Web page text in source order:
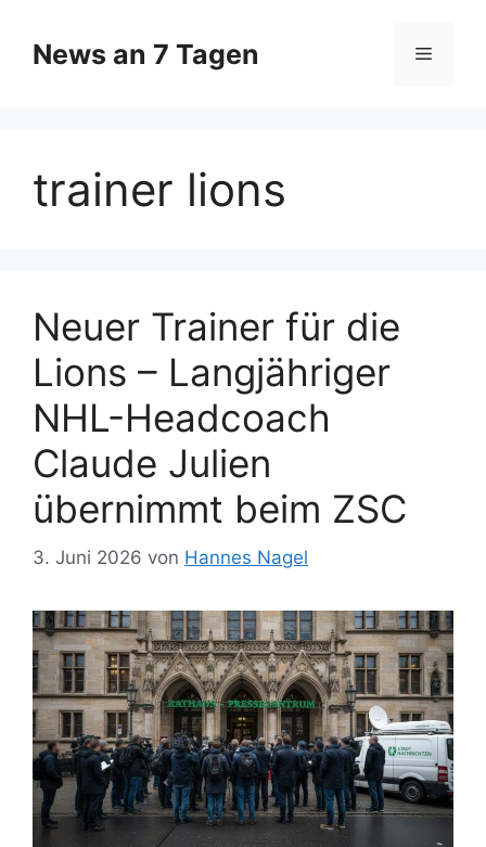
Inhalt
springen
News an 7 Tagen Menü
trainer lions
Neuer Trainer für die
Lions – Langjähriger
NHL-Headcoach
Claude Julien
übernimmt beim ZSC
3. Juni 2026 von Hannes Nagel